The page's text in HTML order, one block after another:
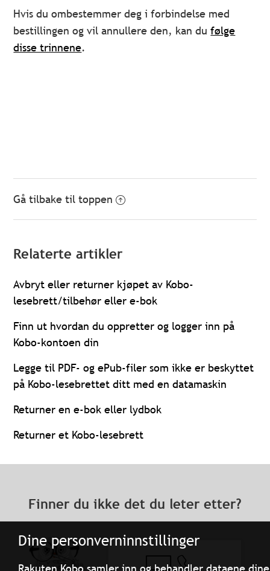
Dine personverninnstillinger
Hvis du ombestemmer deg i forbindelse med
bestillingen og vil annullere den, kan dufølge
disse trinnene.
Gå tilbake til toppen
Relaterte artikler
Avbryt eller returner kjøpet av Kobo-
lesebrett/tilbehør eller e-bok
Finn ut hvordan du oppretter og logger inn på
Kobo-kontoen din
Legge til PDF- og ePub-filer som ikke er beskyttet
på Kobo-lesebrettet ditt med en datamaskin
Returner en e-bok eller lydbok
Returner et Kobo-lesebrett
Finner du ikke det du leter etter?